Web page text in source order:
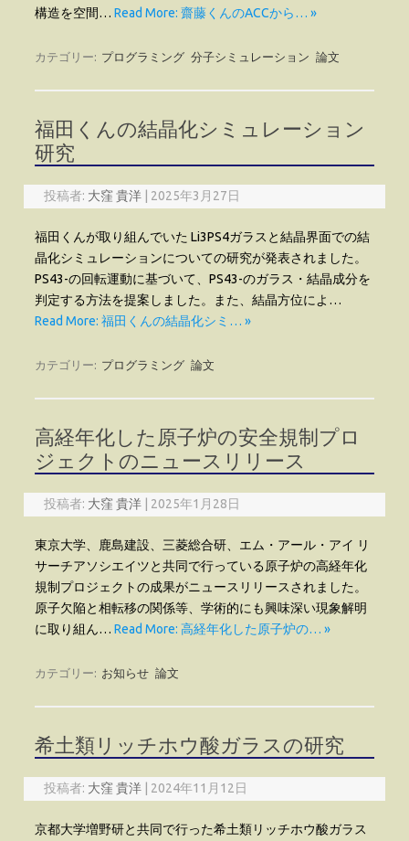
構造を空間… Read More: 齋藤くんのACCから… »
カテゴリー: プログラミング 分子シミュレーション 論文
福田くんの結晶化シミュレーション
研究
投稿者: 大窪 貴洋 2025年3月27日
福田くんが取り組んでいた Li3PS4ガラスと結晶界面での結
晶化シミュレーションについての研究が発表されました。
PS43-の回転運動に基づいて、PS43-のガラス・結晶成分を
判定する方法を提案しました。また、結晶方位によ…
Read More: 福田くんの結晶化シミ… »
カテゴリー: プログラミング 論文
高経年化した原子炉の安全規制プロ
ジェクトのニュースリリース
投稿者: 大窪 貴洋 2025年1月28日
東京大学、鹿島建設、三菱総合研、エム・アール・アイ リ
サーチアソシエイツと共同で行っている原子炉の高経年化
規制プロジェクトの成果がニュースリリースされました。
原子欠陥と相転移の関係等、学術的にも興味深い現象解明
に取り組ん… Read More: 高経年化した原子炉の… »
カテゴリー: お知らせ 論文
希土類リッチホウ酸ガラスの研究
投稿者: 大窪 貴洋 2024年11月12日
京都大学増野研と共同で行った希土類リッチホウ酸ガラス